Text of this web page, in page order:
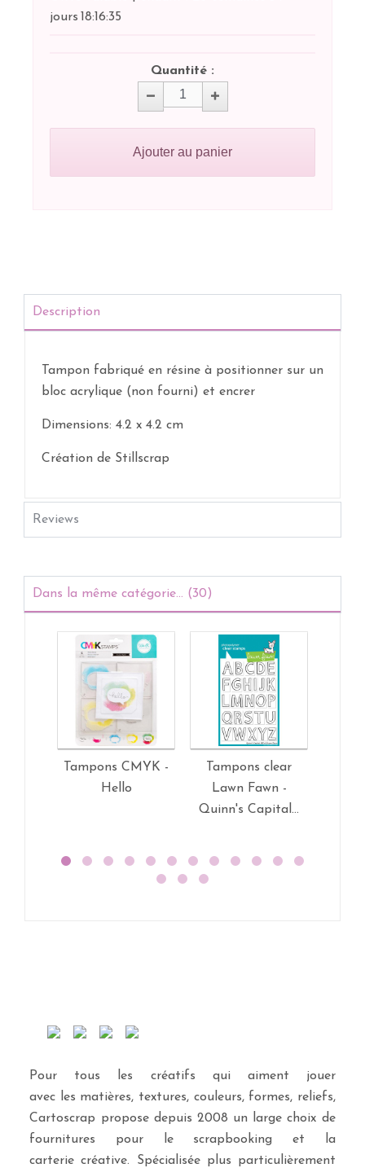
jours 18:16:35
Quantité :
Ajouter au panier
Description
Tampon fabriqué en résine à positionner sur un
bloc acrylique (non fourni) et encrer
Dimensions: 4.2 x 4.2 cm
Création de Stillscrap
Reviews
Dans la même catégorie... (30)
Tampons CMYK -
Hello
Tampons clear
Lawn Fawn -
Quinn's Capital...
Pour tous les créatifs qui aiment jouer
avec les matières, textures, couleurs, formes, reliefs,
Cartoscrap propose depuis 2008 un large choix de
fournitures pour le scrapbooking et la
carterie créative. Spécialisée plus particulièrement